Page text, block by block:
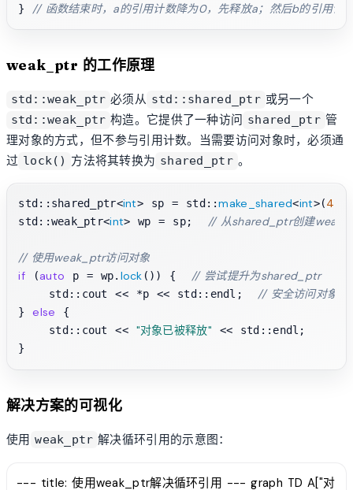
} // 函数结束时，a的引用计数降为0，先释放a；然后b的引用计
weak_ptr 的工作原理
std::weak_ptr 必须从 std::shared_ptr 或另一个
std::weak_ptr 构造。它提供了一种访问 shared_ptr 管
理对象的方式，但不参与引用计数。当需要访问对象时，必须通
过 lock() 方法将其转换为 shared_ptr 。
std::shared_ptr<int> sp = std::make_shared<int>(42
std::weak_ptr<int> wp = sp; // 从shared_ptr创建
// 使用weak_ptr访问对象
if (auto p = wp. lock ()) { // 尝试提升为shared_ptr
    std::cout << *p << std::endl;
// 安全访问对象
} else {
    std::cout <<
"对象已被释放" << std::endl;
解决方案的可视化
使用 weak_ptr 解决循环引用的示意图：
--- title: 使用weak_ptr解决循环引用 --- graph TD A["对